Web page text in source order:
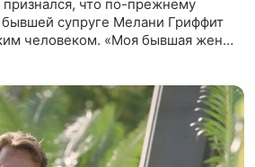
что по-прежнему
бывшей супруге Мелани Гриффит
человеком. «Моя бывшая жена